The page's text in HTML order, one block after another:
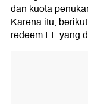
dan kuota
Karena itu, berikut
redeem FF yang